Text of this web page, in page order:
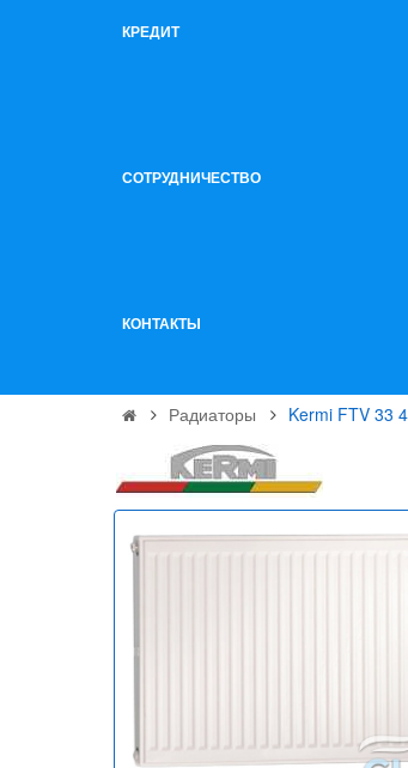
КРЕДИТ
СОТРУДНИЧЕСТВО
КОНТАКТЫ
Радиаторы Kermi FTV 33